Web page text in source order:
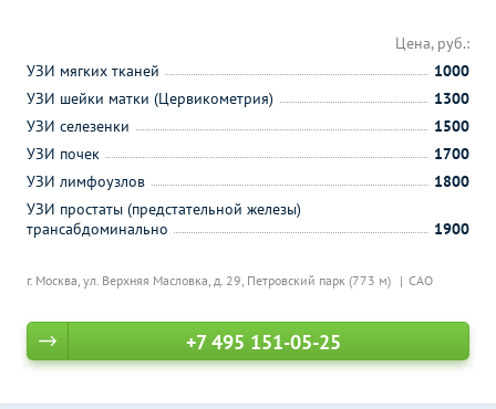
г. Москва, ул. Верхняя Масловка, д. 29, Петровский парк (773 м) САО
Цена, руб.:
УЗИ мягких тканей
1000
УЗИ шейки матки (Цервикометрия)
1300
УЗИ селезенки
1500
УЗИ почек
1700
УЗИ лимфоузлов
1800
УЗИ простаты (предстательной железы)
трансабдоминально
1900
+7 495 151-05-25